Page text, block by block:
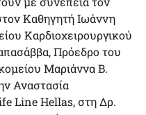
Καθηγητή Ιωάννη
Καρδιοχειρουργικού
Πρόεδρο του
Μαριάννα Β.
Αναστασία
Line Hellas, στη Δρ.